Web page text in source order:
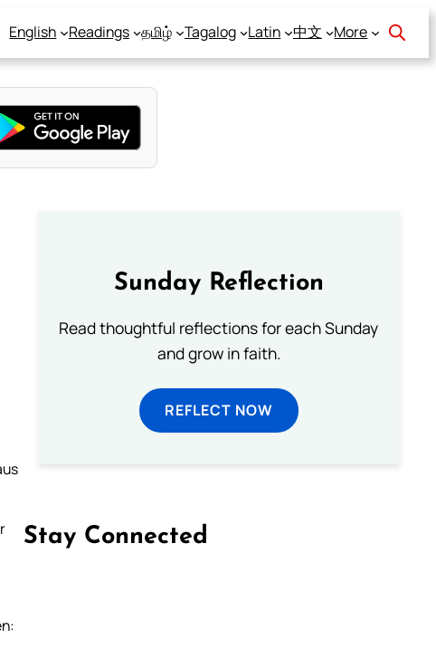
English Readings தமிழ் Tagalog Latin 中文 More
Sunday Reflection
Read thoughtful reflections for each Sunday
and grow in faith.
REFLECT NOW
Stay Connected